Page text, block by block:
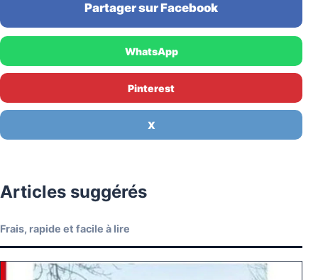
Partager sur Facebook
WhatsApp
Pinterest
X
Articles suggérés
Frais, rapide et facile à lire